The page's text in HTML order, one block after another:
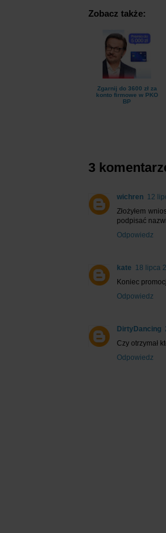
Zobacz także:
Zgarnij do 3600 zł za
konto firmowe w PKO
BP
3
wichren 12
Złożyłem
podpisać
Odpowiedz
kate 18 lipca
Koniec
Odpowiedz
DirtyDancing
Czy otrzymał
Odpowiedz